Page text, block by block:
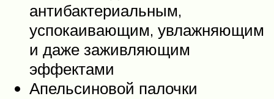
антибактериальным,
успокаивающим, увлажняющим
и даже заживляющим
эффектами
Апельсиновой палочки